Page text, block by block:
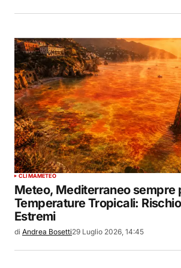
CLIMAMETEO
Meteo, Mediterraneo sempre
Temperature Tropicali:
Estremi
di Andrea Bosetti29 Luglio 2026, 14:45